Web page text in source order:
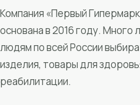
Компания «Первый
основана в 2016 году. Много
людям по всей России
изделия, товары для
реабилитации.